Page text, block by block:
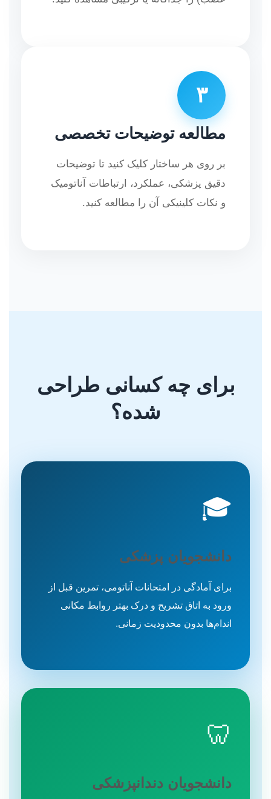
۳
مطالعه توضیحات تخصصی
بر روی هر ساختار کلیک کنید تا توضیحات
دقیق پزشکی، عملکرد، ارتباطات آناتومیک
و نکات کلینیکی آن را مطالعه کنید.
برای چه کسانی طراحی
شده؟
🎓
دانشجویان پزشکی
برای آمادگی در امتحانات آناتومی، تمرین قبل از
ورود به اتاق تشریح و درک بهتر روابط مکانی
اندام‌ها بدون محدودیت زمانی.
🦷
دانشجویان دندانپزشکی